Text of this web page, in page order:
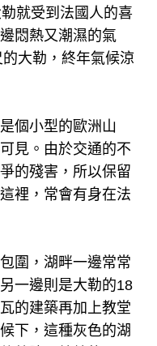
就受到法國人的喜
悶熱又潮濕的氣
大勒，終年氣候涼
個小型的歐洲山
見。由於交通的不
的殘害，所以保留
裡，常會有身在法
圍，湖畔一邊常常
一邊則是大勒的18
的建築再加上教堂
下，這種灰色的湖